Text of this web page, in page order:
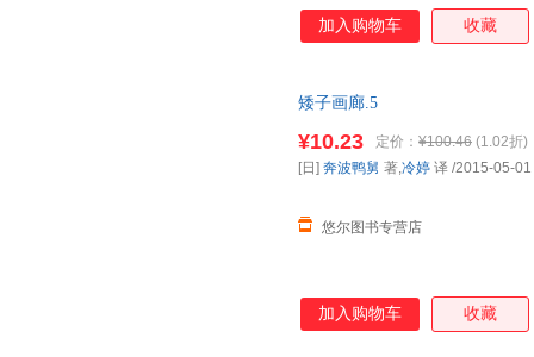
句话抚平你的心伤，一幅画唤
上原本的自己 （120个Q萌动
加入购物车 收藏
矮子画廊.5
¥10.23 定价： ¥100.46 (1.02折)
悠尔图书专营店
[日] 奔波鸭舅 著,冷婷 译 /2015-05-01
加入购物车 收藏